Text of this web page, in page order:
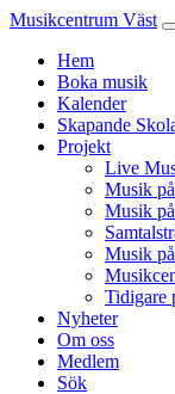
Musikcentrum Väst
Hem
Boka musik
Kalender
Skapande
Projekt
Live
Musik
Musik
Musik
Tidigare
Nyheter
Om oss
Medlem
Sök